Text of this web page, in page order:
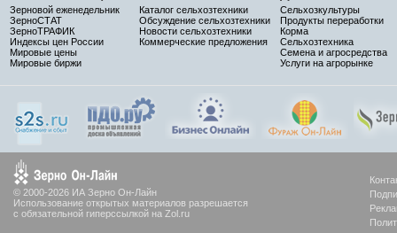
Зерновой еженедельник
ЗерноСТАТ
ЗерноТРАФИК
Индексы цен России
Мировые цены
Мировые биржи
Каталог сельхозтехники
Обсуждение сельхозтехники
Новости сельхозтехники
Коммерческие предложения
Сельхозкультуры
Продукты переработки
Корма
Сельхозтехника
Семена и агросредства
Услуги на агрорынке
© 2000-2026 ИА Зерно Он-Лайн
Использование открытых материалов разрешается
с обязательной гиперссылкой на Zol.ru